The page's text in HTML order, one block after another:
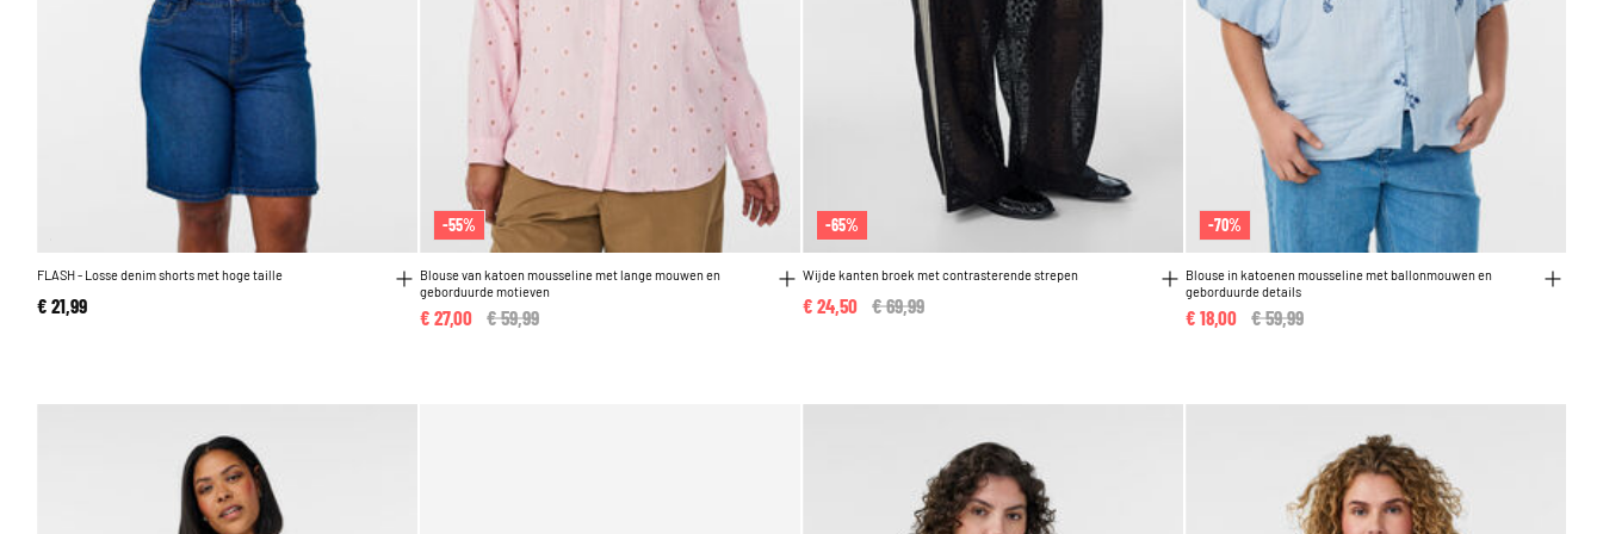
FLASH - Losse denim shorts met hoge taille
€ 21,99
-55%
Blouse van katoen mousseline met lange mouwen en
geborduurde motieven
Price reduced from
€ 59,99
€ 27,00
-65%
Wijde kanten broek met contrasterende strepen
Price reduced from
€ 69,99
€ 24,50
-70%
Blouse in katoenen mousseline met ballonmouwen en
geborduurde details
Price reduced from
€ 59,99
€ 18,00